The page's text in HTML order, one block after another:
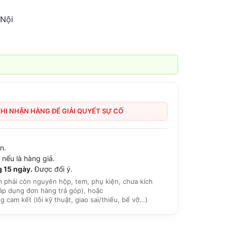
NHẬN HÀNG ĐỂ GIẢI QUYẾT SỰ CỐ
nếu là hàng giả.
15 ngày. Được đổi ý.
phải còn nguyên hộp, tem, phụ kiện, chưa kích
dụng đơn hàng trả góp), hoặc
cam kết (lỗi kỹ thuật, giao sai/thiếu, bể vỡ…)